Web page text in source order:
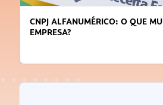
CNPJ ALFANUMÉRICO: O QUE
EMPRESA?